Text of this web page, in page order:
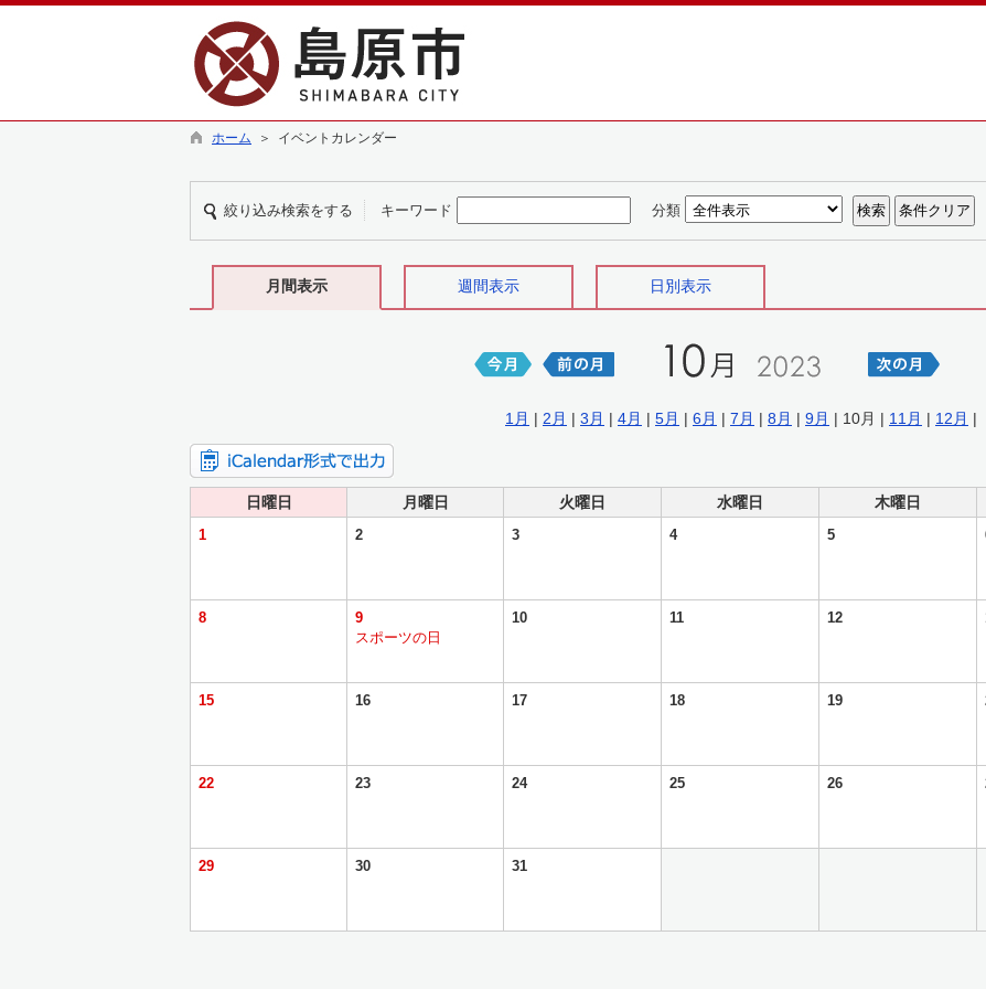
ホーム ＞ イベントカレンダー
絞り込み検索をする キーワード 分類
月間表示 週間表示 日別表示
1月 | 2月 | 3月 | 4月 | 5月 | 6月 | 7月 | 8月 | 9月 | 10月 | 11月 | 12月 |
日曜日 月曜日 火曜日 水曜日 木曜日
1 2 3 4 5
8
9
スポーツの日
10 11 12
15 16 17 18 19
22 23 24 25 26
29 30 31